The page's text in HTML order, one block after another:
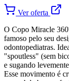
Ver oferta
O Copo Miracle
famoso pelo seu
odontopediatras.
"spoutless" (sem
e sugando
Esse movimento é